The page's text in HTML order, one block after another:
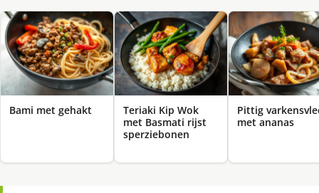
Bami met gehakt
Teriaki Kip Wok
met Basmati rijst
sperziebonen
Pittig
met ananas